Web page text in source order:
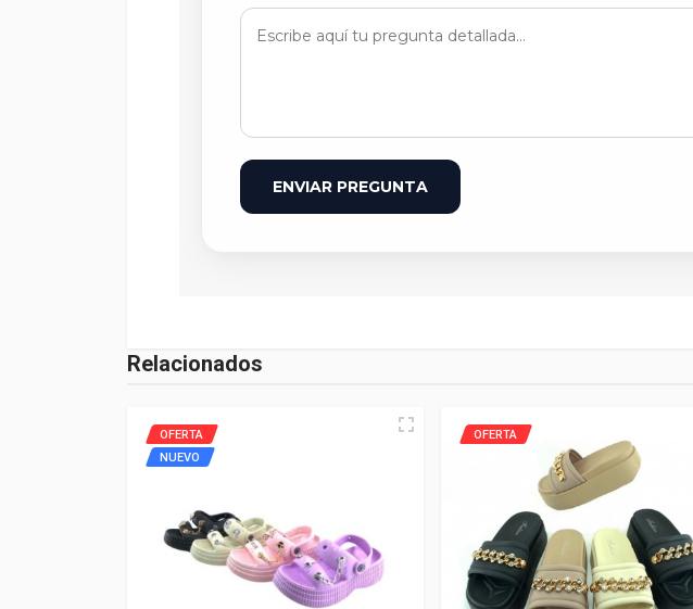
ENVIAR PREGUNTA
Relacionados
OFERTA
NUEVO
OFERTA